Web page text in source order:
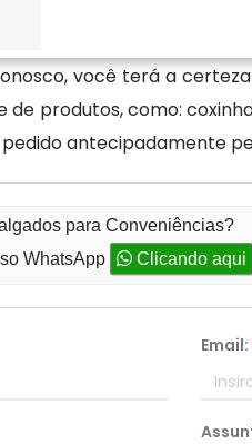
você terá a
produtos, como:
antecipadamente
para Conveniências?
WhatsApp Clicando aqui
Email: